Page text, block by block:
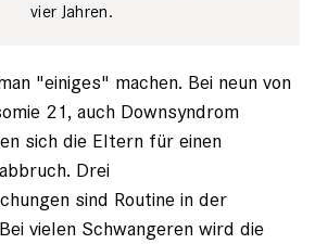
vier ­Jahren.
"einiges" machen. Bei neun von
21, auch Downsyndrom
sich die Eltern für einen
Drei
sind Rou­tine in der
vielen Schwangeren wird die